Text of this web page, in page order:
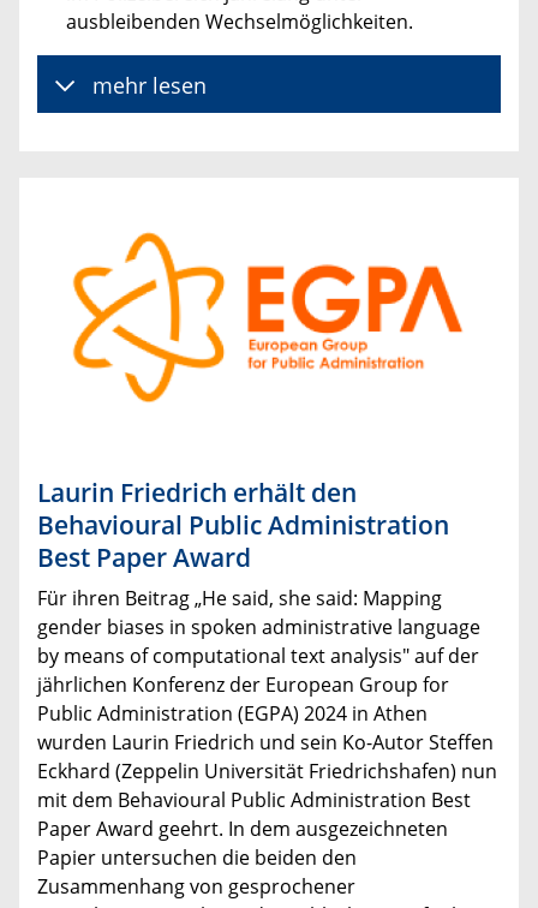
ausbleibenden Wechselmöglichkeiten.
mehr lesen
Laurin Friedrich erhält den
Behavioural Public Administration
Best Paper Award
Für ihren Beitrag „He said, she said: Mapping
gender biases in spoken administrative language
by means of computational text analysis" auf der
jährlichen Konferenz der European Group for
Public Administration (EGPA) 2024 in Athen
wurden Laurin Friedrich und sein Ko-Autor Steffen
Eckhard (Zeppelin Universität Friedrichshafen) nun
mit dem Behavioural Public Administration Best
Paper Award geehrt. In dem ausgezeichneten
Papier untersuchen die beiden den
Zusammenhang von gesprochener